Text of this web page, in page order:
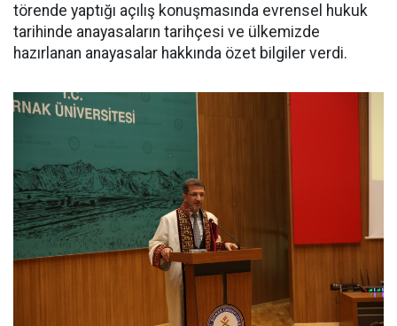
törende yaptığı açılış konuşmasında evrensel hukuk
tarihinde anayasaların tarihçesi ve ülkemizde
hazırlanan anayasalar hakkında özet bilgiler verdi.